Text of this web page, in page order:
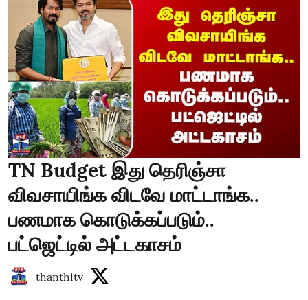
TN Budget இது தெரிஞ்சா
விவசாயிங்க விடவே மாட்டாங்க..
பணமாக கொடுக்கப்படும்..
பட்ஜெட்டில் அட்டகாசம்
thanthitv